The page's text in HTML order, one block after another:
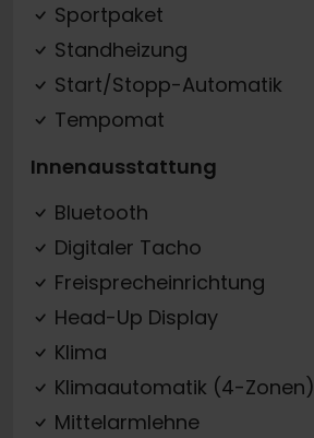
Sportpaket
Standheizung
Start/Stopp-Automatik
Tempomat
Innenausstattung
Bluetooth
Digitaler Tacho
Freisprecheinrichtung
Head-Up Display
Klima
Klimaautomatik (4-Zonen)
Mittelarmlehne